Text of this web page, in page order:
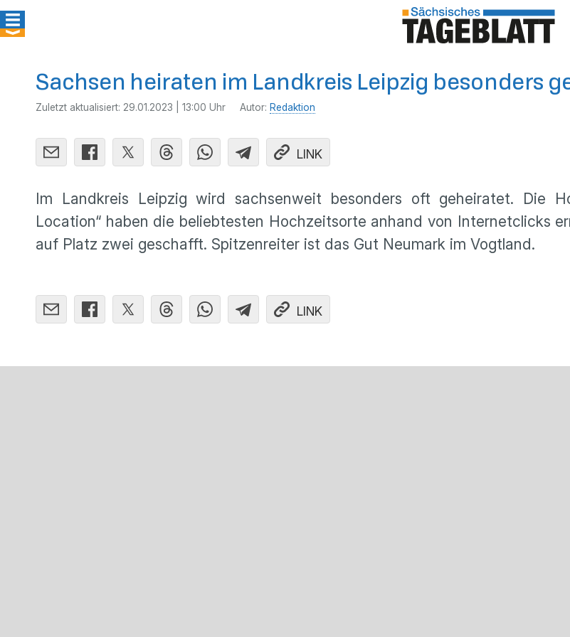
Sachsen heiraten im Landkreis Leipzig besonders
Zuletzt aktualisiert: 29.01.2023 | 13:00 Uhr Autor: Redaktion
LINK
Im Landkreis Leipzig wird sachsenweit besonders oft geheiratet. Die
Location“ haben die beliebtesten Hochzeitsorte anhand von Internetclicks
auf Platz zwei geschafft. Spitzenreiter ist das Gut Neumark im Vogtland.
LINK